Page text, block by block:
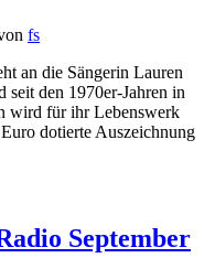
fs
an die Sängerin Lauren
den 1970er-Jahren in
wird für ihr Lebenswerk
dotierte Auszeichnung
September